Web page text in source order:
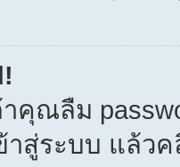
คุณลืม
าสู่ระบบ แล้ว